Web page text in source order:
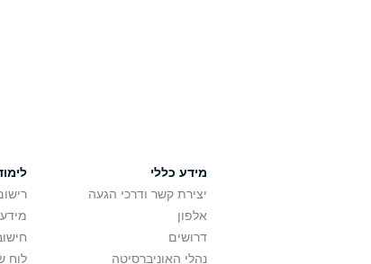
מידע כללי
יצירת קשר ודרכי הגעה
אלפון
דרושים
נהלי האוניברסיטה
לוח